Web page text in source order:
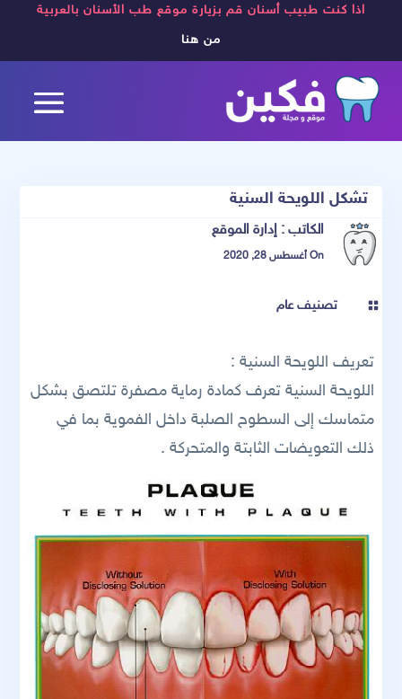
اذا كنت طبيب أسنان قم بزيارة موقع طب الأسنان بالعربية
من هنا
تشكل اللويحة السنية
الكاتب :إدارة الموقع
On أغسطس 28, 2020
 تصنيف عام
تعريف اللويحة السنية :
اللويحة السنية تعرف كمادة رماية مصفرة تلتصق بشكل
متماسك إلى السطوح الصلبة داخل الفموية بما في
ذلك التعويضات الثابتة والمتحركة .